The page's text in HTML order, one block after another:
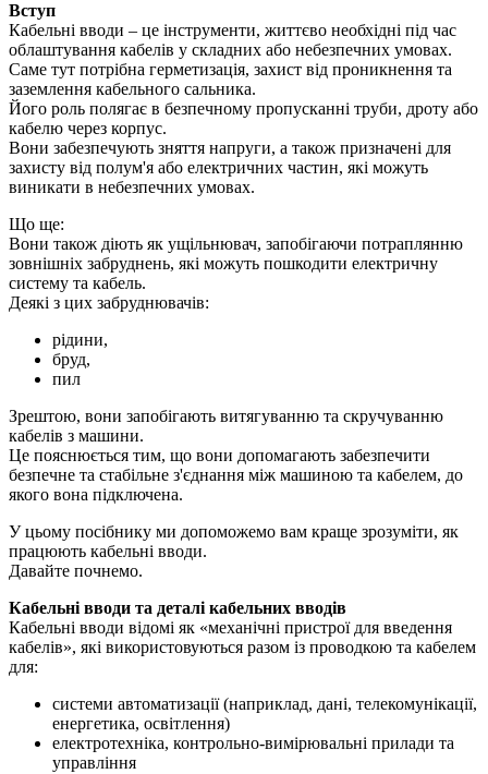
Вступ
Кабельні вводи – це інструменти, життєво необхідні під час
облаштування кабелів у складних або небезпечних умовах.
Саме тут потрібна герметизація, захист від проникнення та
заземлення кабельного сальника.
Його роль полягає в безпечному пропусканні труби, дроту або
кабелю через корпус.
Вони забезпечують зняття напруги, а також призначені для
захисту від полум'я або електричних частин, які можуть
виникати в небезпечних умовах.
Що ще:
Вони також діють як ущільнювач, запобігаючи потраплянню
зовнішніх забруднень, які можуть пошкодити електричну
систему та кабель.
Деякі з цих забруднювачів:
рідини,
бруд,
пил
Зрештою, вони запобігають витягуванню та скручуванню
кабелів з машини.
Це пояснюється тим, що вони допомагають забезпечити
безпечне та стабільне з'єднання між машиною та кабелем, до
якого вона підключена.
У цьому посібнику ми допоможемо вам краще зрозуміти, як
працюють кабельні вводи.
Давайте почнемо.
Кабельні вводи та деталі кабельних вводів
Кабельні вводи відомі як «механічні пристрої для введення
кабелів», які використовуються разом із проводкою та кабелем
для:
системи автоматизації (наприклад, дані, телекомунікації,
енергетика, освітлення)
електротехніка, контрольно-вимірювальні прилади та
управління